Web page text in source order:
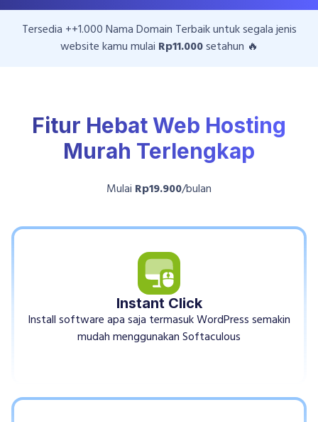
Tersedia ++1.000 Nama Domain Terbaik untuk segala jenis
website kamu mulai Rp11.000setahun 🔥
Fitur Hebat Web Hosting
Murah Terlengkap
Mulai Rp19.900/bulan
Instant Click
Install software apa saja termasuk WordPress semakin
mudah menggunakan Softaculous